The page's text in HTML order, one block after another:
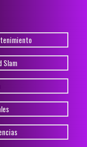
Slam